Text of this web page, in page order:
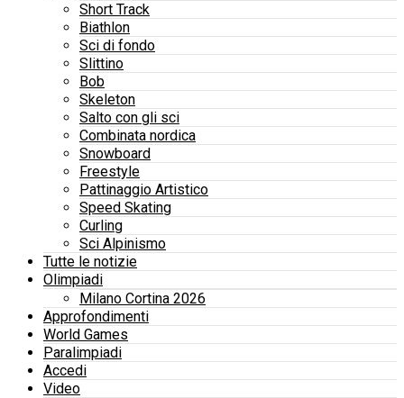
Short Track
Biathlon
Sci di fondo
Slittino
Bob
Skeleton
Salto con gli sci
Combinata nordica
Snowboard
Freestyle
Pattinaggio Artistico
Speed Skating
Curling
Sci Alpinismo
Tutte le notizie
Olimpiadi
Milano Cortina 2026
Approfondimenti
World Games
Paralimpiadi
Accedi
Video